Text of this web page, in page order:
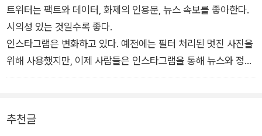
5.부사, 약한 단어, 관련 없는 단어를 잘라 내자.
직설적이고, 간결하며, 명료한가?
6.이제, 스스로 물어보자.
상대방이 오직 이 문장만 보거나 들었을 때, 그것이 우리가 꼭 전
그렇다면, 다음 단계로 넘어가라.
트위터는 팩트와 데이터, 화제의 인용문, 뉴스 속보를 좋아한다.
시의성 있는 것일수록 좋다.
인스타그램은 변화하고 있다. 예전에는 필터 처리된 멋진 사진을
위해 사용했지만, 이제 사람들은 인스타그램을 통해 뉴스와 정보
를 얻는다. 여기서는 날렵하면서도 힘있는 글과 시선을 사로잡는
문에, 내용을 줄여야 한다.
트위터가 시시각각 빠르게 변화하고 인스타그램이 멋지다면, 페
추천글